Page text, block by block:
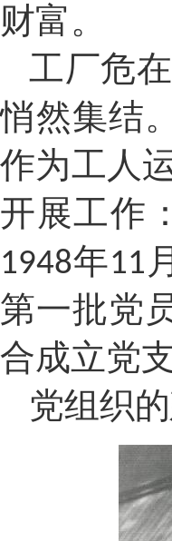
财富。
工厂危
悄然集结。
作为工人
开展工作
1948年11
第一批党
合成立党
党组织